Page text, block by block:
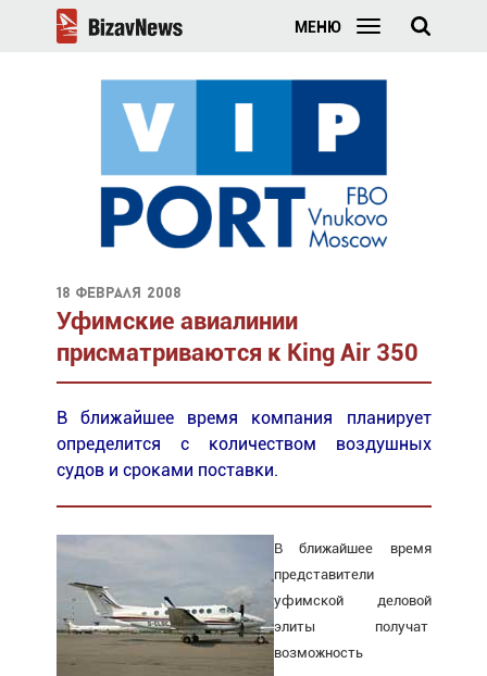
МЕНЮ
18 февраля 2008
Уфимские авиалинии
присматриваются к King Air 350
В ближайшее время компания планирует
определится с количеством воздушных
судов и сроками поставки.
В ближайшее время
представители
уфимской деловой
элиты получат
возможность